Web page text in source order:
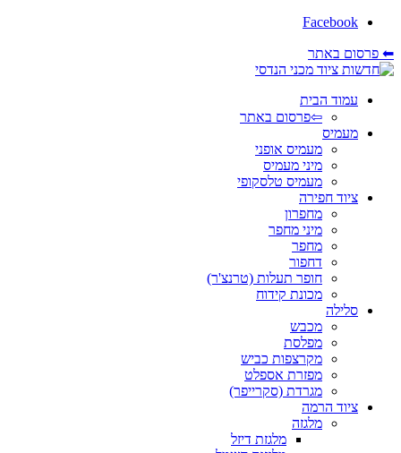
Facebook
⬅ פרסום באתר
עמוד הבית
⇦פרסום באתר
מעמיס
מעמיס אופני
מיני מעמיס
מעמיס טלסקופי
ציוד חפירה
מחפרון
מיני מחפר
מחפר
דחפור
חופר תעלות (טרנצ'ר)
מכונת קידוח
סלילה
מכבש
מפלסת
מקרצפות כביש
מפזרת אספלט
מגרדת (סקרייפר)
ציוד הרמה
מלגזה
מלגזת דיזל